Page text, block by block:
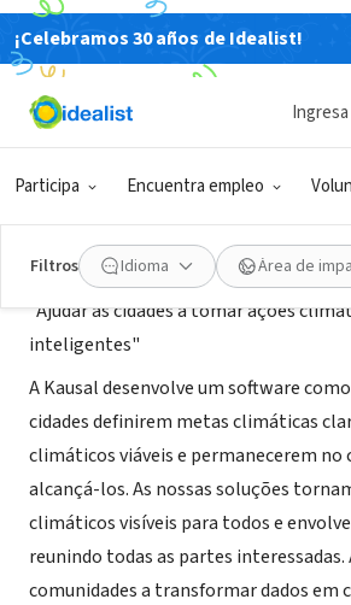
¡Celebramos 30 años de Idealist!
Participa Encuentra empleo
Ingresa
Filtros Idioma Área de
EMPRESA SOCIAL / EMPRESA
Kausal
Acerca de
"Ajudar as cidades a tomar ações
inteligentes"
A Kausal desenvolve um software
cidades definirem metas climáticas
climáticos viáveis e permanecerem
alcançá-los. As nossas soluções
climáticos visíveis para todos e
reunindo todas as partes interessadas.
comunidades a transformar dados em